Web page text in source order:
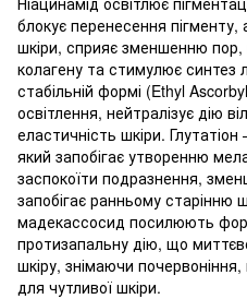
блокує перенесення
шкіри, сприяє зменшенню пор,
колагену та стимулює синтез
стабільній формі (Ethyl
освітлення, нейтралізує дію
еластичність шкіри.
який запобігає утворенню
заспокоїти подразнення,
запобігає ранньому старінню
мадекассосид посилюють
протизапальну дію, що
шкіру, знімаючи
для чутливої шкіри.